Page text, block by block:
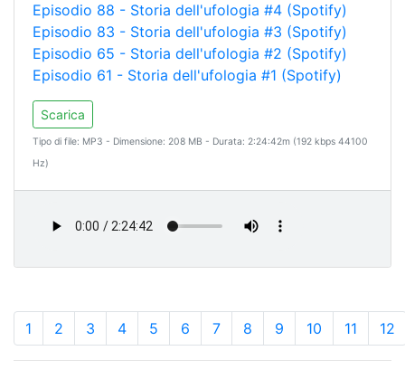
Episodio 88 - Storia dell'ufologia #4 (Spotify)
Episodio 83 - Storia dell'ufologia #3 (Spotify)
Episodio 65 - Storia dell'ufologia #2 (Spotify)
Episodio 61 - Storia dell'ufologia #1 (Spotify)
Scarica
Tipo di file: MP3 - Dimensione: 208 MB - Durata: 2:24:42m (192 kbps 44100
Hz)
1 2 3 4 5 6 7 8 9 10 11 12